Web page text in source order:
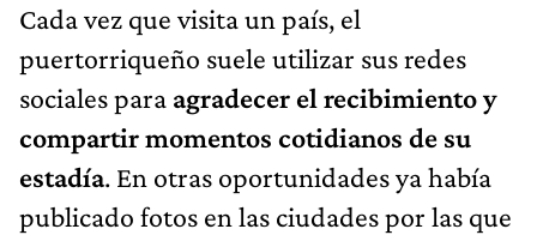
Cada vez que visita un país, el
puertorriqueño suele utilizar sus redes
sociales para agradecer el recibimiento y
compartir momentos cotidianos de su
estadía. En otras oportunidades ya había
publicado fotos en las ciudades por las que